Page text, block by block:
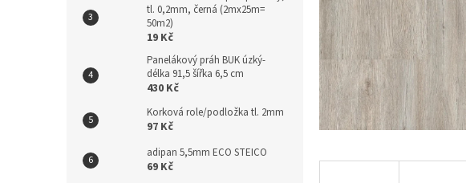
tl. 0,2mm, černá (2mx25m=
50m2)
19 Kč
Panelákový práh BUK úzký-
délka 91,5 šířka 6,5 cm
430 Kč
Korková role/podložka tl. 2mm
97 Kč
adipan 5,5mm ECO STEICO
69 Kč